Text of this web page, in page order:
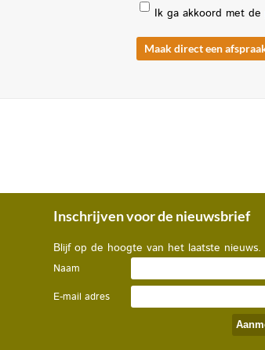
Ik ga akkoord met de
Inschrijven voor de nieuwsbrief
Blijf op de hoogte van het laatste nieuws.
Naam
E-mail adres